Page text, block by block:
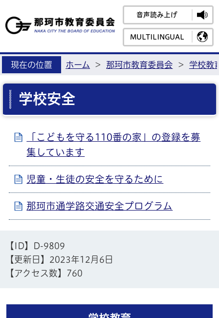
那珂市教
音声読み上げ
MULTILINGUAL
現在の位置 ホーム > 那珂市教育委員会 > 学校教
学校安全
「こどもを守る110番の家」の登録を募
集しています
児童・生徒の安全を守るために
那珂市通学路交通安全プログラム
【ID】
D-9809
【更新日】 2023年12月6日
【アクセス数】 760